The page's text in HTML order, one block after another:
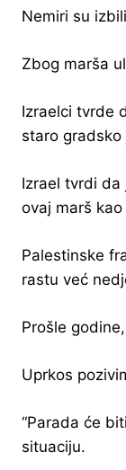
Nemiri su
Zbog marša
Izraelci tvrde
staro gradsko
Izrael tvrdi da
ovaj marš
Palestinske
rastu već
Prošle
Uprkos
“Parada će
situaciju.